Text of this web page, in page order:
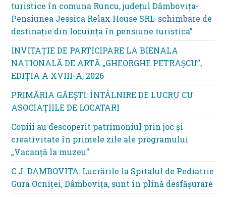
turistice în comuna Runcu, județul Dâmbovița-
Pensiunea Jessica Relax House SRL-schimbare de
destinație din locuința în pensiune turistica”
INVITAȚIE DE PARTICIPARE LA BIENALA
NAȚIONALĂ DE ARTĂ „GHEORGHE PETRAȘCU”,
EDIŢIA A XVIII-A, 2026
PRIMĂRIA GĂEȘTI: ÎNTÂLNIRE DE LUCRU CU
ASOCIAȚIILE DE LOCATARI
Copiii au descoperit patrimoniul prin joc și
creativitate în primele zile ale programului
„Vacanță la muzeu”
C.J. DAMBOVITA: Lucrările la Spitalul de Pediatrie
Gura Ocniței, Dâmbovița, sunt în plină desfășurare